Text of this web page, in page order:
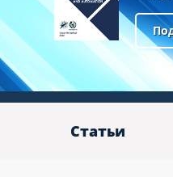
Статьи